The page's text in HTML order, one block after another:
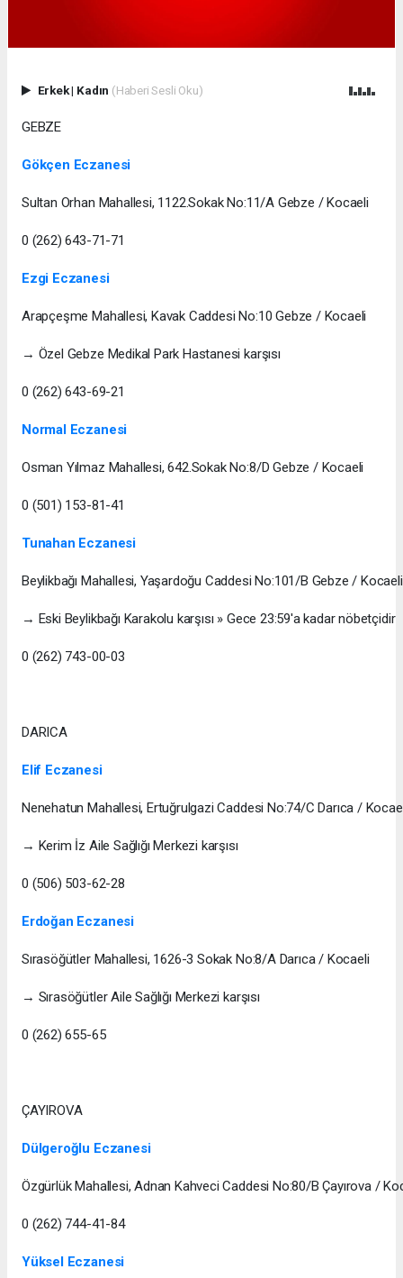
Erkek| Kadın (Haberi Sesli Oku)
GEBZE
Gökçen Eczanesi
Sultan Orhan Mahallesi, 1122.Sokak No:11/A Gebze / Kocaeli
0 (262) 643-71-71
Ezgi Eczanesi
Arapçeşme Mahallesi, Kavak Caddesi No:10 Gebze / Kocaeli
→ Özel Gebze Medikal Park Hastanesi karşısı
0 (262) 643-69-21
Normal Eczanesi
Osman Yılmaz Mahallesi, 642.Sokak No:8/D Gebze / Kocaeli
0 (501) 153-81-41
Tunahan Eczanesi
Beylikbağı Mahallesi, Yaşardoğu Caddesi No:101/B Gebze / Kocaeli
→ Eski Beylikbağı Karakolu karşısı » Gece 23:59'a kadar nöbetçidir
0 (262) 743-00-03
DARICA
Elif Eczanesi
Nenehatun Mahallesi, Ertuğrulgazi Caddesi No:74/C Darıca /
→ Kerim İz Aile Sağlığı Merkezi karşısı
0 (506) 503-62-28
Erdoğan Eczanesi
Sırasöğütler Mahallesi, 1626-3 Sokak No:8/A Darıca / Kocaeli
→ Sırasöğütler Aile Sağlığı Merkezi karşısı
0 (262) 655-65
ÇAYIROVA
Dülgeroğlu Eczanesi
Özgürlük Mahallesi, Adnan Kahveci Caddesi No:80/B Çayırova /
0 (262) 744-41-84
Yüksel Eczanesi